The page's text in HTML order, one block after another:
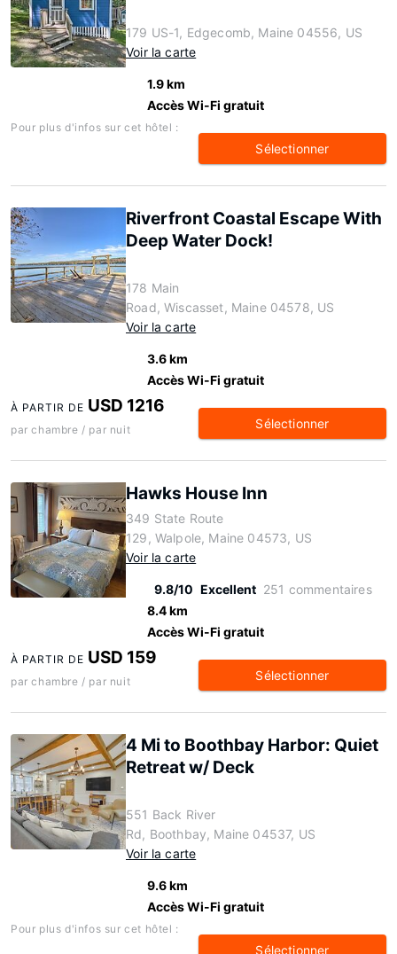
179 US-1, Edgecomb, Maine 04556, US
Voir la carte
1.9 km
Accès Wi-Fi gratuit
Pour plus d'infos sur cet hôtel :
Sélectionner
Riverfront Coastal Escape With
Deep Water Dock!
178 Main
Road, Wiscasset, Maine 04578, US
Voir la carte
3.6 km
Accès Wi-Fi gratuit
À PARTIR DE USD 1216
par chambre / par nuit Sélectionner
Hawks House Inn
349 State Route
129, Walpole, Maine 04573, US
Voir la carte
9.8/10 Excellent 251 commentaires
8.4 km
Accès Wi-Fi gratuit
À PARTIR DE USD 159
par chambre / par nuit Sélectionner
4 Mi to Boothbay Harbor: Quiet
Retreat w/ Deck
551 Back River
Rd, Boothbay, Maine 04537, US
Voir la carte
9.6 km
Accès Wi-Fi gratuit
Pour plus d'infos sur cet hôtel :
Sélectionner